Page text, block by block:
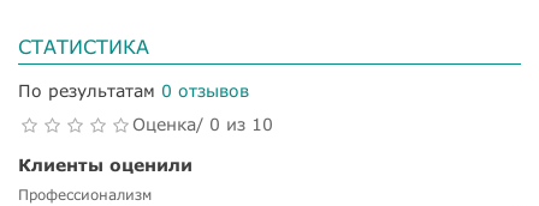
СТАТИСТИКА
По результатам 0 отзывов
Оценка/ 0 из 10
Клиенты оценили
Профессионализм